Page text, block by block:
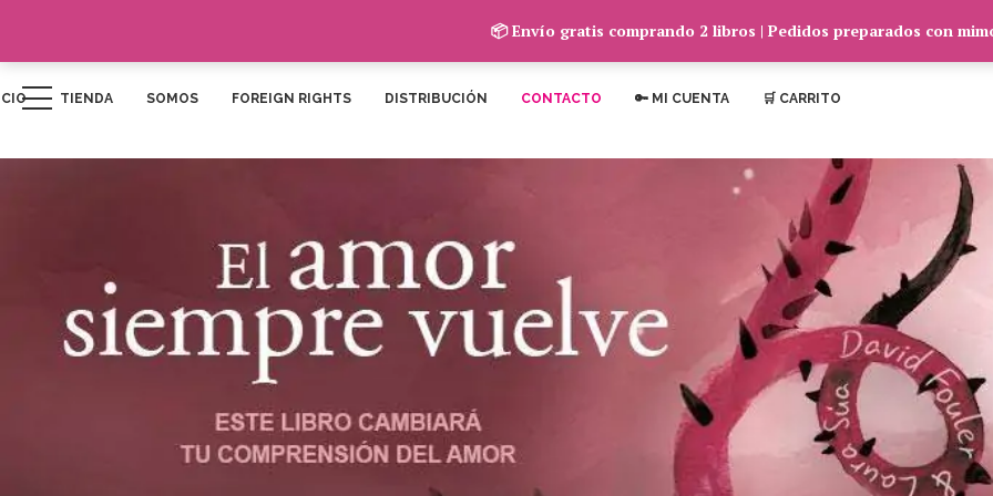
📦 Envío gratis comprando 2 libros | Pedidos preparados con
TIENDA SOMOS FOREIGN RIGHTS DISTRIBUCIÓN CONTACTO 🔑 MI CUENTA 🛒 CARRITO